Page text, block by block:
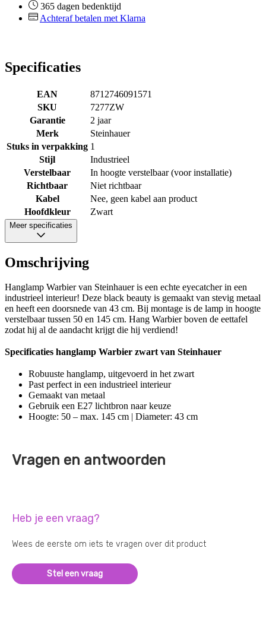
365 dagen bedenktijd
Achteraf betalen met Klarna
Specificaties
EAN
8712746091571
SKU
7277ZW
Garantie
2 jaar
Merk
Steinhauer
Stuks in verpakking 1
Stijl
Industrieel
Verstelbaar
In hoogte verstelbaar (voor installatie)
Richtbaar
Niet richtbaar
Kabel
Nee, geen kabel aan product
Hoofdkleur
Zwart
Meer specificaties
Omschrijving
Hanglamp Warbier van Steinhauer is een echte eyecatcher in een
industrieel interieur! Deze black beauty is gemaakt van stevig metaal
en heeft een doorsnede van 43 cm. Bij montage is de lamp in hoogte
verstelbaar tussen 50 en 145 cm. Hang Warbier boven de eettafel
zodat hij al de aandacht krijgt die hij verdiend!
Specificaties hanglamp Warbier zwart van Steinhauer
Robuuste hanglamp, uitgevoerd in het zwart
Past perfect in een industrieel interieur
Gemaakt van metaal
Gebruik een E27 lichtbron naar keuze
Hoogte: 50 – max. 145 cm | Diameter: 43 cm
Vragen en antwoorden
Heb je een vraag?
Wees de eerste om iets te vragen over dit product
Stel een vraag